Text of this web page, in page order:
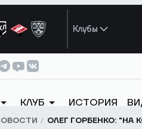
Клубы
КЛУБ ИСТОРИЯ
ОЛЕГ ГОРБЕНКО: "НА